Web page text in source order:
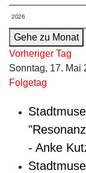
Gehe zu Monat
Vorheriger Tag
Sonntag, 17. Mai
Folgetag
- Anke